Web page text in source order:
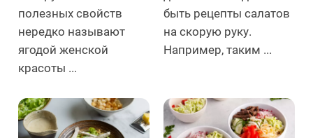
полезных свойств
нередко называют
ягодой женской
красоты ...
быть рецепты салатов
на скорую руку.
Например, таким ...